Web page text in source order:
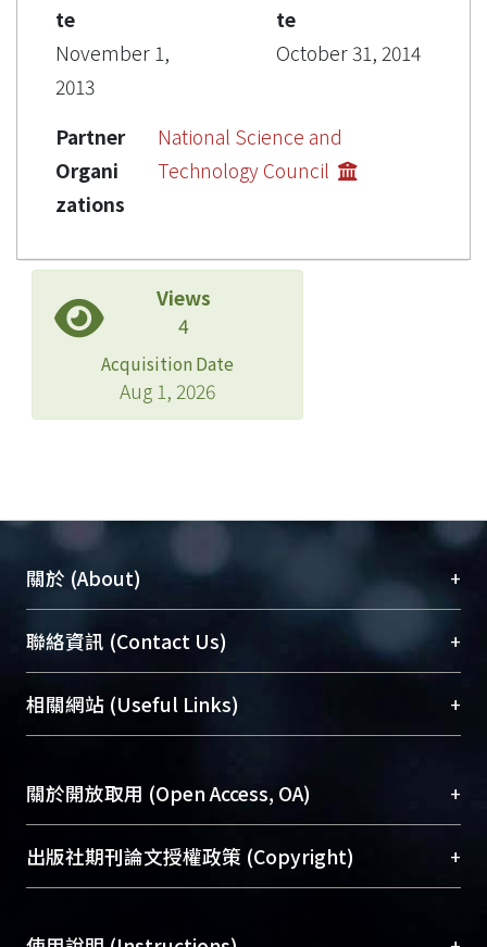
te
November 1,
2013
te
October 31, 2014
Partner
Organi
zations
National Science and
Technology Council
Views
4
Acquisition Date
Aug 1, 2026
關於 (About) +
臺大位居世界頂尖大學之列，為永久珍藏及向國際
展現本校豐碩的研究成果及學術能量，圖書館整合
機構典藏（NTUR）與學術庫（AH）不同功能平
台，成為臺大學術典藏NTU scholars。期能整合研
成果。
To permanently archive and promote researcher
profiles and scholarly works, Library integrates the
services of “NTU Repository” with “Academic
聯絡資訊 (Contact Us) +
總館學科館員(Main Library)
醫學圖書館學科館員(Medical Library)
Sciences Library)
相關網站 (Useful Links) +
關於開放取用 (Open Access, OA) +
開放取用是從使用者角度提升資訊取用性的社會運
動，應用在學術研究上是透過將研究著作公開供使
用逐年攀升。同時可加速研究發展、提升研究影響
出版社期刊論文授權政策 (Copyright) +